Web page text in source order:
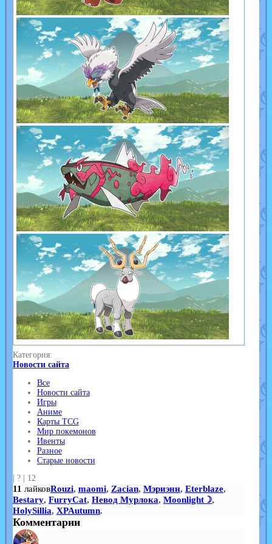
Категория:
Новости сайта
Все
Новости сайта
Игры
Аниме
Карты TCG
Мир покемонов
Ивенты
Разное
Старые новости
? 12
11 лайковRouzi, maomi, Zacian, Мэриэнн, Eterblaze,
Bestary, FurryCat, Невод Мурлока, Moonlight☽,
HolySillia, XPAutumn.
Комментарии